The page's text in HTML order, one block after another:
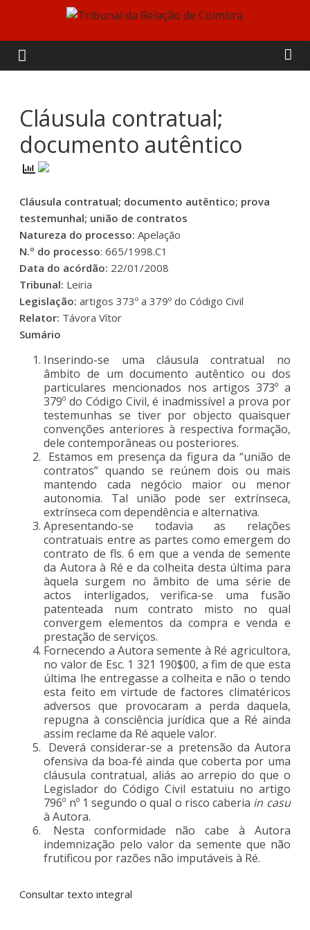
content
Tribunal
da
Relação
de
Coimbra
Cláusula contratual;
documento autêntico
Cláusula contratual; documento autêntico; prova
testemunhal; união de contratos
Natureza do processo:Apelação
N.º do processo: 665/1998.C1
Data do acórdão: 22/01/2008
Tribunal: Leiria
Legislação: artigos 373º a 379º do Código Civil
Relator: Távora Vítor
Sumário
Inserindo-se uma cláusula contratual no
âmbito de um documento autêntico ou dos
particulares mencionados nos artigos 373º a
379º do Código Civil, é inadmissível a prova por
testemunhas se tiver por objecto quaisquer
convenções anteriores à respectiva formação,
dele contemporâneas ou posteriores.
Estamos em presença da figura da “união de
contratos” quando se reúnem dois ou mais
mantendo cada negócio maior ou menor
autonomia. Tal união pode ser extrínseca,
extrínseca com dependência e alternativa.
Apresentando-se todavia as relações
contratuais entre as partes como emergem do
contrato de fls. 6 em que a venda de semente
da Autora à Ré e da colheita desta última para
àquela surgem no âmbito de uma série de
actos interligados, verifica-se uma fusão
patenteada num contrato misto no qual
convergem elementos da compra e venda e
prestação de serviços.
Fornecendo a Autora semente à Ré agricultora,
no valor de Esc. 1 321 190$00, a fim de que esta
última lhe entregasse a colheita e não o tendo
esta feito em virtude de factores climatéricos
adversos que provocaram a perda daquela,
repugna à consciência jurídica que a Ré ainda
assim reclame da Ré aquele valor.
Deverá considerar-se a pretensão da Autora
ofensiva da boa-fé ainda que coberta por uma
cláusula contratual, aliás ao arrepio do que o
Legislador do Código Civil estatuiu no artigo
796º nº 1 segundo o qual o risco caberia in casu
à Autora.
Nesta conformidade não cabe à Autora
indemnização pelo valor da semente que não
frutificou por razões não imputáveis à Ré.
Consultar texto integral